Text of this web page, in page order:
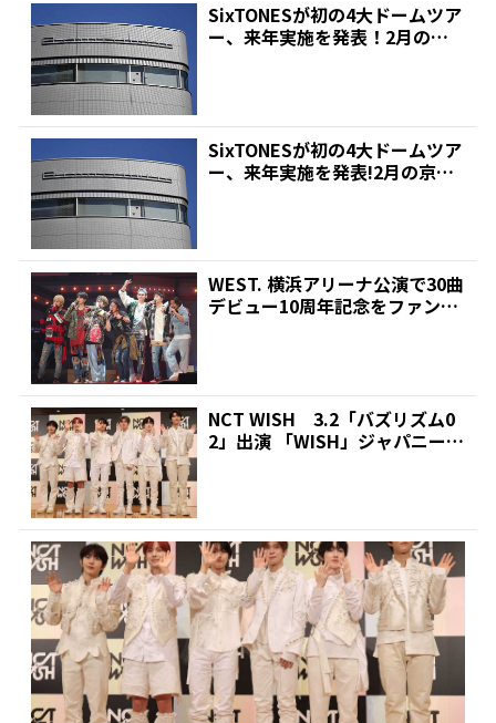
SixTONESが初の4大ドームツア
ー、来年実施を発表！2月の京
SixTONESが初の4大ドームツア
ー、来年実施を発表!2月の京セ
WEST. 横浜アリーナ公演で30曲
デビュー10周年記念をファン1
NCT WISH 3.2「バズリズム0
2」出演 「WISH」ジャパニー